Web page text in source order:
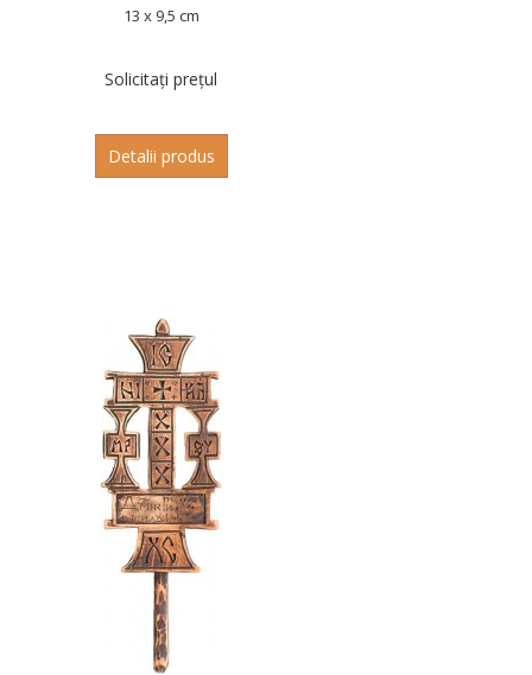
13 x 9,5 cm
Solicitați prețul
Detalii produs